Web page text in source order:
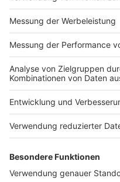
Bedeutung für die
Uerdingen
Anzeige
Mit den neuen
Intensivstation fachlich
verbessern. Das
zentrale Ziele des
schwerkranke